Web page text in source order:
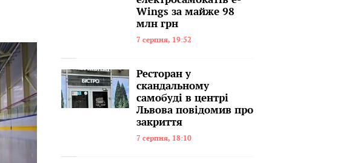
Wings за майже 98
млн грн
7 серпня, 19:52
Ресторан у
скандальному
самобуді в центрі
Львова повідомив про
закриття
7 серпня, 18:10